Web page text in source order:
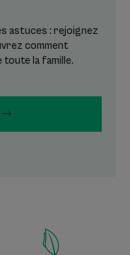
astuces : rejoignez
comment
la famille.